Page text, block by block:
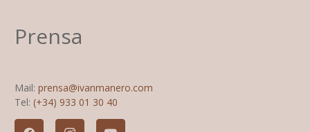
Prensa
Mail: prensa@ivanmanero.com
Tel: (+34) 933 01 30 40